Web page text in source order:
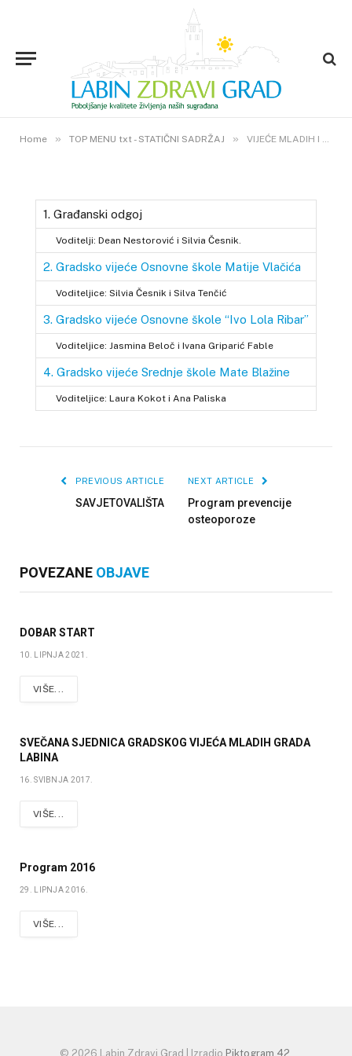
Home » TOP MENU txt - STATIČNI SADRŽAJ » VIJEĆE MLADIH I GRAĐANSKI ODGOJ
VIJEĆE MLADIH I GRAĐANSKI
ODGOJ
2. SVIBNJA 2011. 3VIEWS
1. Građanski odgoj
Voditelji: Dean Nestorović i Silvia Česnik.
2. Gradsko vijeće Osnovne škole Matije Vlačića
Voditeljice: Silvia Česnik i Silva Tenčić
3. Gradsko vijeće Osnovne škole “Ivo Lola Ribar”
Voditeljice: Jasmina Beloč i Ivana Griparić Fable
4. Gradsko vijeće Srednje škole Mate Blažine
Voditeljice: Laura Kokot i Ana Paliska
PREVIOUS ARTICLE
SAVJETOVALIŠTA
NEXT ARTICLE
Program prevencije
osteoporoze
POVEZANE OBJAVE
DOBAR START
10. LIPNJA 2021.
VIŠE...
SVEČANA SJEDNICA GRADSKOG VIJEĆA MLADIH GRADA
LABINA
16. SVIBNJA 2017.
VIŠE...
Program 2016
29. LIPNJA 2016.
VIŠE...
© 2026 Labin Zdravi Grad | Izradio Piktogram 42